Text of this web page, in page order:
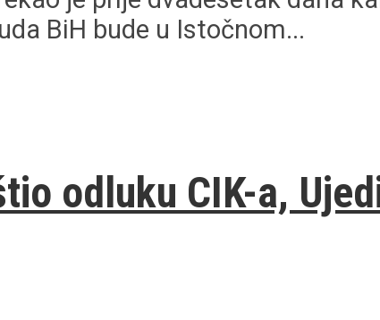
BiH bude u Istočnom...
odluku CIK-a,